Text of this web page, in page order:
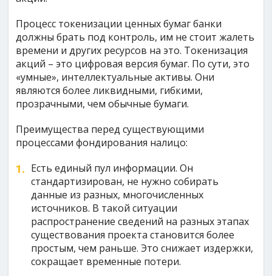
Процесс токенизации ценных бумаг банки
должны брать под контроль, им не стоит жалеть
времени и других ресурсов на это. Токенизация
акций – это цифровая версия бумаг. По сути, это
«умные», интеллектуальные активы. Они
являются более ликвидными, гибкими,
прозрачными, чем обычные бумаги.
Преимущества перед существующими
процессами фондирования налицо:
Есть единый пул информации. Он
стандартизирован, не нужно собирать
данные из разных, многочисленных
источников. В такой ситуации
распространение сведений на разных этапах
существования проекта становится более
простым, чем раньше. Это снижает издержки,
сокращает временные потери.